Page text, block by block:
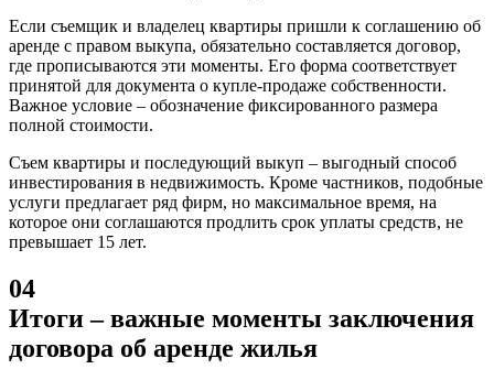
Если съемщик и владелец квартиры пришли к соглашению об
аренде с правом выкупа, обязательно составляется договор,
где прописываются эти моменты. Его форма соответствует
принятой для документа о купле-продаже собственности.
Важное условие – обозначение фиксированного размера
полной стоимости.
Съем квартиры и последующий выкуп – выгодный способ
инвестирования в недвижимость. Кроме частников, подобные
услуги предлагает ряд фирм, но максимальное время, на
которое они соглашаются продлить срок уплаты средств, не
превышает 15 лет.
04
Итоги – важные моменты заключения
договора об аренде жилья